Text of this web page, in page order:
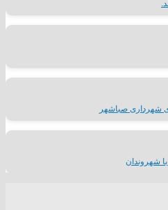
شهرداری صباشهر
شهروندان